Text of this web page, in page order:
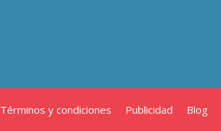
Términos y condiciones Publicidad Blog